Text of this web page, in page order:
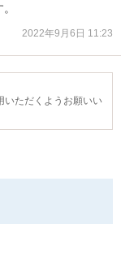
2022年9月6日 11:23
いただくようお願いい